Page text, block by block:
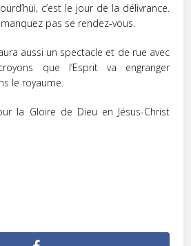
c’est le jour de la délivrance.
manquez pas se rendez-vous.
aussi un spectacle et de rue avec
que l’Esprit va engranger
le royaume.
la Gloire de Dieu en Jésus-Christ